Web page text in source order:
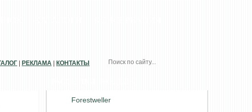
Forestweller
РЕКЛАМА КОНТАКТЫ